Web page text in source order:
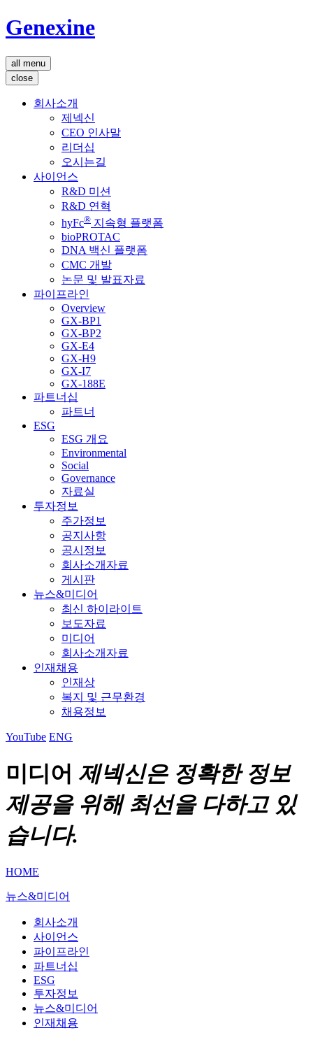
Genexine
all menu
close
회사소개
제넥신
CEO 인사말
리더십
오시는길
사이언스
R&D 미션
R&D 연혁
hyFc® 지속형 플랫폼
bioPROTAC
DNA 백신 플랫폼
CMC 개발
논문 및 발표자료
파이프라인
Overview
GX-BP1
GX-BP2
GX-E4
GX-H9
GX-I7
GX-188E
파트너십
파트너
ESG
ESG 개요
Environmental
Social
Governance
자료실
투자정보
주가정보
공지사항
공시정보
회사소개자료
게시판
뉴스&미디어
최신 하이라이트
보도자료
미디어
회사소개자료
인재채용
인재상
복지 및 근무환경
채용정보
YouTube ENG
미디어 제넥신은 정확한 정보
제공을 위해 최선을 다하고 있
습니다.
HOME
뉴스&미디어
회사소개
사이언스
파이프라인
파트너십
ESG
투자정보
뉴스&미디어
인재채용